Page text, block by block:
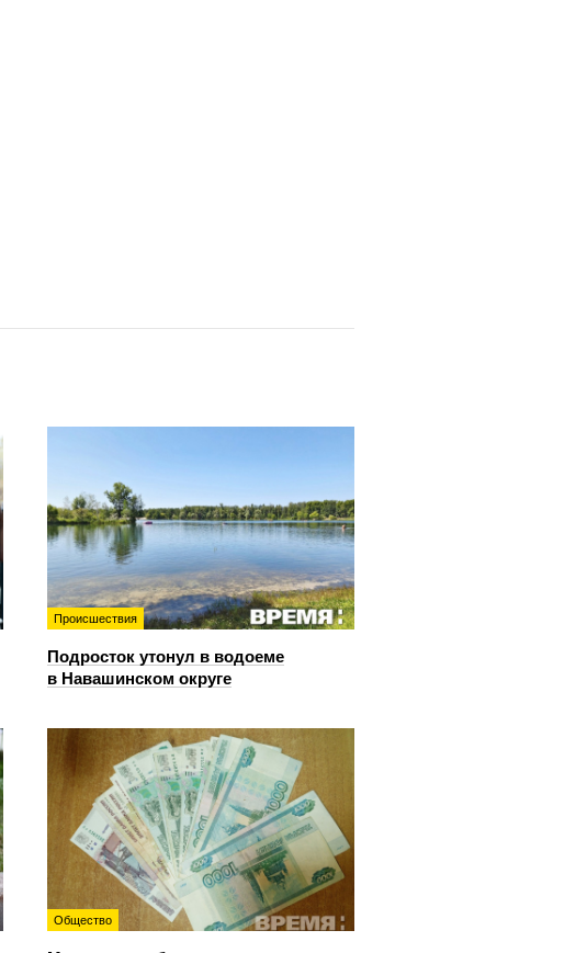
Происшествия
Подросток утонул в водоеме
в Навашинском округе
Общество